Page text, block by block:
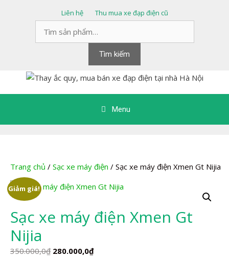
Liên hệ
Thu mua xe đạp điện cũ
kiếm:
Tìm kiếm
Menu
Trang chủ / Sạc xe máy điện / Sạc xe máy điện Xmen Gt Nijia
Giảm giá!
Sạc xe máy điện Xmen Gt
Nijia
350.000,0₫ Giá
280.000,0₫Giá